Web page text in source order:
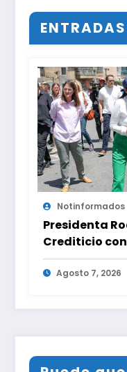
Notinformados
Presidenta
Crediticio
encuentro
Agosto 7, 2026